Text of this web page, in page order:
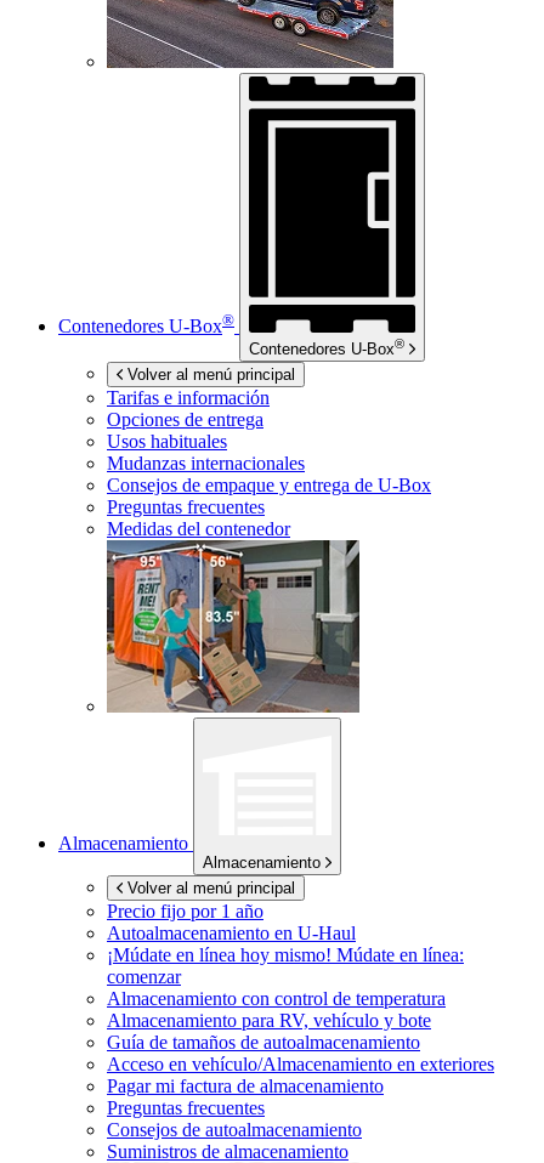
Contenedores U-Box®
Contenedores U-Box®
Volver al menú principal
Tarifas e información
Opciones de entrega
Usos habituales
Mudanzas internacionales
Consejos de empaque y entrega de U-Box
Preguntas frecuentes
Medidas del contenedor
Almacenamiento
Almacenamiento
Volver al menú principal
Precio fijo por 1 año
Autoalmacenamiento en U-Haul
¡Múdate en línea hoy mismo! Múdate en línea:
comenzar
Almacenamiento con control de temperatura
Almacenamiento para RV, vehículo y bote
Guía de tamaños de autoalmacenamiento
Acceso en vehículo/Almacenamiento en exteriores
Pagar mi factura de almacenamiento
Preguntas frecuentes
Consejos de autoalmacenamiento
Suministros de almacenamiento